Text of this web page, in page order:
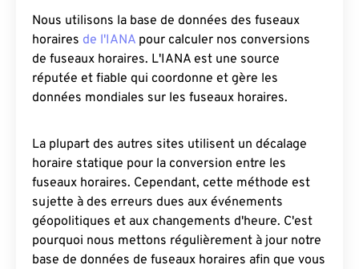
Nous utilisons la base de données des fuseaux
horaires de l'IANA pour calculer nos conversions
de fuseaux horaires. L'IANA est une source
réputée et fiable qui coordonne et gère les
données mondiales sur les fuseaux horaires.
La plupart des autres sites utilisent un décalage
horaire statique pour la conversion entre les
fuseaux horaires. Cependant, cette méthode est
sujette à des erreurs dues aux événements
géopolitiques et aux changements d'heure. C'est
pourquoi nous mettons régulièrement à jour notre
base de données de fuseaux horaires afin que vous